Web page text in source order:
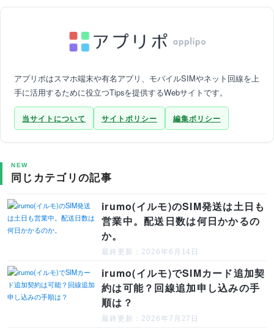
アプリポはスマホ端末や有名アプリ、モバイルSIMやネット回線を上
手に活用するために役立つTipsを提供するWebサイトです。
当サイトについて サイトポリシー 編集ポリシー
NEW
同じカテゴリの記事
irumo(イルモ)のSIM発送は土日も
営業中。配送日数は何日かかるの
か。
最終更新：2026年6月14日
irumo(イルモ)でSIMカード追加契
約は可能？回線追加申し込みの手
順は？
最終更新：2026年7月27日